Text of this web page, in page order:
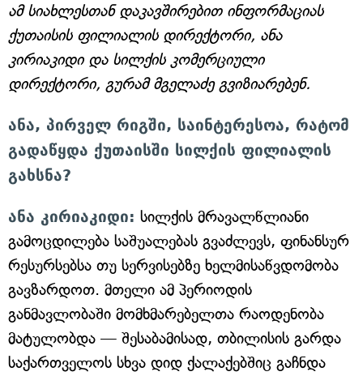
ამ სიახლესთან დაკავშირებით ინფორმაციას
ქუთაისის ფილიალის დირექტორი, ანა
კირიაკიდი და სილქის კომერციული
დირექტორი, გურამ მგელაძე გვიზიარებენ.
ანა, პირველ რიგში, საინტერესოა, რატომ
გადაწყდა ქუთაისში სილქის ფილიალის
გახსნა?
ანა კირიაკიდი: სილქის მრავალწლიანი
გამოცდილება საშუალებას გვაძლევს, ფინანსურ
რესურსებსა თუ სერვისებზე ხელმისაწვდომობა
გავზარდოთ. მთელი ამ პერიოდის
განმავლობაში მომხმარებელთა რაოდენობა
მატულობდა — შესაბამისად, თბილისის გარდა
საქართველოს სხვა დიდ ქალაქებშიც გაჩნდა